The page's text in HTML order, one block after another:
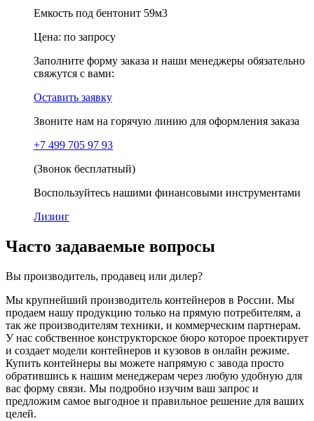
Емкость под бентонит 59м3
Цена: по запросу
Заполните форму заказа и наши менеджеры обязательно
свяжутся с вами:
Оставить заявку
Звоните нам на горячую линию для оформления заказа
+7 499 705 97 93
(Звонок бесплатный)
Воспользуйтесь нашими финансовыми инструментами
Лизинг
Часто задаваемые вопросы
Вы производитель, продавец или дилер?
Мы крупнейший производитель контейнеров в России. Мы
продаем нашу продукцию только на прямую потребителям, а
так же производителям техники, и коммерческим партнерам.
У нас собственное конструкторское бюро которое проектирует
и создает модели контейнеров и кузовов в онлайн режиме.
Купить контейнеры вы можете напрямую с завода просто
обратившись к нашим менеджерам через любую удобную для
вас форму связи. Мы подробно изучим ваш запрос и
предложим самое выгодное и правильное решение для ваших
целей.